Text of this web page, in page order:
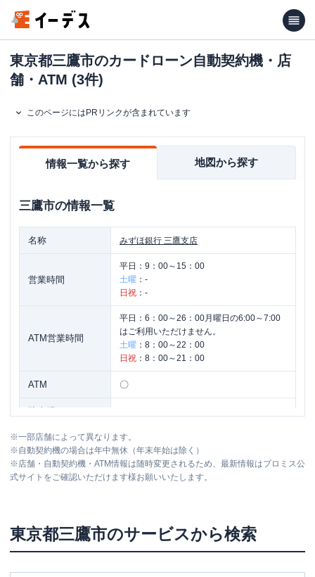
東京都三鷹市のカードローン自動契約機・店
舗・ATM (3件)
このページにはPRリンクが含まれています
情報一覧から探す 地図から探す
三鷹市の情報一覧
名称 みずほ銀行 三鷹支店
営業時間
平日： 9：00～15：00
土曜 ： -
日祝 ： -
ATM営業時間
平日： 6：00～26：00月曜日の6:00～7:00
はご利用いただけません。
土曜 ： 8：00～22：00
日祝 ： 8：00～21：00
ATM 〇
住所 東京都三鷹市下連雀3-35-1
名称 三菱ＵＦＪ銀行 三鷹支店
日祝：-
ATM営業時間
土曜：24時間
※一部店舗によって異なります。
※自動契約機の場合は年中無休（年末年始は除く）
※店舗・自動契約機・ATM情報は随時変更されるため、最新情報はプロミス公
式サイトをご確認いただけます様お願いいたします。
東京都三鷹市のサービスから検索